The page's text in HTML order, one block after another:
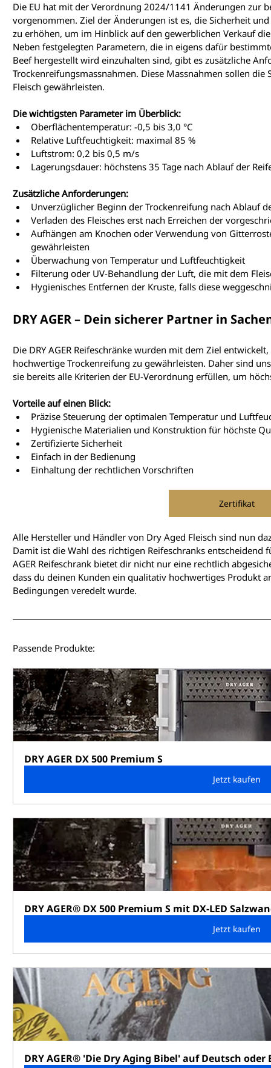
Die EU hat mit der Verordnung 2024/1141 Änderungen zur
vorgenommen. Ziel der Änderungen ist es, die Sicherheit
zu erhöhen, um im Hinblick auf den gewerblichen Verkauf
Neben festgelegten Parametern, die in eigens dafür
Beef hergestellt wird einzuhalten sind, gibt es zusätzliche
Trockenreifungsmassnahmen. Diese Massnahmen sollen
Fleisch gewährleisten.
Die wichtigsten Parameter im Überblick:
Oberflächentemperatur: -0,5 bis 3,0 °C
Relative Luftfeuchtigkeit: maximal 85 %
Luftstrom: 0,2 bis 0,5 m/s
Lagerungsdauer: höchstens 35 Tage nach Ablauf der
Zusätzliche Anforderungen:
Unverzüglicher Beginn der Trockenreifung nach Ablauf
Verladen des Fleisches erst nach Erreichen der
Aufhängen am Knochen oder Verwendung von
gewährleisten
Überwachung von Temperatur und Luftfeuchtigkeit
Filterung oder UV-Behandlung der Luft, die mit dem
Hygienisches Entfernen der Kruste, falls diese
DRY AGER – Dein sicherer Partner in
Die DRY AGER Reifeschränke wurden mit dem Ziel
hochwertige Trockenreifung zu gewährleisten. Daher sind
sie bereits alle Kriterien der EU-Verordnung erfüllen, um
Vorteile auf einen Blick:
Präzise Steuerung der optimalen Temperatur und
Hygienische Materialien und Konstruktion für höchste
Zertifizierte Sicherheit
Einfach in der Bedienung
Einhaltung der rechtlichen Vorschriften
Zertifikat
Alle Hersteller und Händler von Dry Aged Fleisch sind nun
Damit ist die Wahl des richtigen Reifeschranks entscheidend
AGER Reifeschrank bietet dir nicht nur eine rechtlich
dass du deinen Kunden ein qualitativ hochwertiges Produkt
Bedingungen veredelt wurde.
Passende Produkte:
DRY AGER DX 500 Premium S
Jetzt kaufen
DRY AGER® DX 500 Premium S mit DX-LED
Jetzt kaufen
DRY AGER® 'Die Dry Aging Bibel' auf Deutsch oder